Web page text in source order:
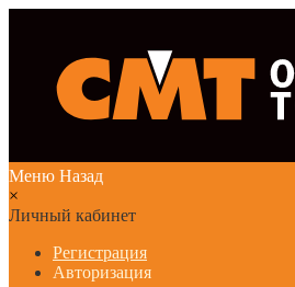
Меню Назад
×
Личный кабинет
Регистрация
Авторизация